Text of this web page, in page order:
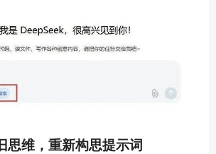
思维，重新构思提示词